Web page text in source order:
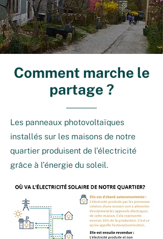
Comment marche le
partage ?
Les panneaux photovoltaïques
installés sur les maisons de notre
quartier produisent de l’électricité
grâce à l’énergie du soleil.